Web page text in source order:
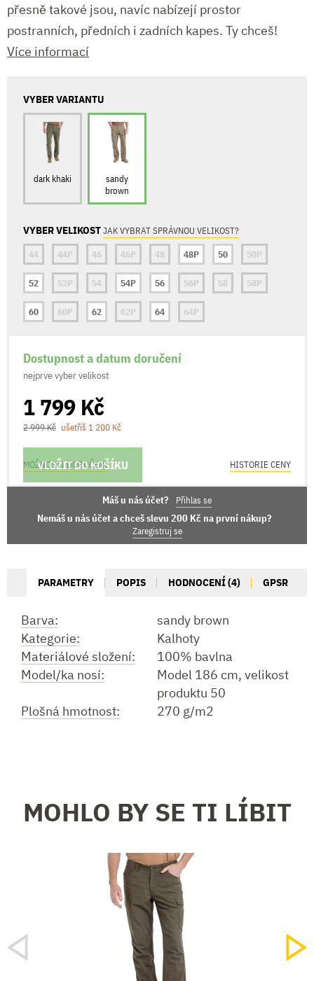
přesně takové jsou, navíc nabízejí prostor
postranních, předních i zadních kapes. Ty chceš!
Více informací
VYBER VARIANTU
dark khaki
sandy
brown
VYBER VELIKOSTJAK VYBRAT SPRÁVNOU VELIKOST?
44
44P 46 46P 48 48P 50 50P
52 52P 54 54P 56 56P 58 58P
60 60P 62 62P 64 64P
Dostupnost a datum doručení
nejprve vyber velikost
1 799 Kč
2 999 Kč ušetříš 1 200 Kč
VLOŽIT DO KOŠÍKU
MOŽNOSTI DORUČENÍ HISTORIE CENY
Máš u nás účet? Přihlas se
Nemáš u nás účet a chceš slevu 200 Kč na první nákup?
Zaregistruj se
PARAMETRY POPIS HODNOCENÍ (4) GPSR
Barva:
sandy brown
Kategorie:
Kalhoty
Materiálové složení:
100% bavlna
Model/ka nosí:
Model 186 cm, velikost
produktu 50
Plošná hmotnost:
270 g/m2
MOHLO BY SE TI LÍBIT